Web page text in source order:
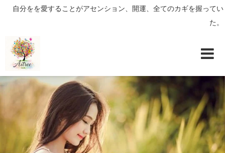
自分をを愛することがアセンション、開運、全てのカギを握ってい
た。